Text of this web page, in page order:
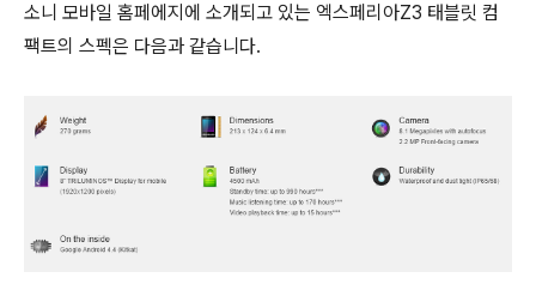
소니 모바일 홈페에지에 소개되고 있는 엑스페리아Z3 태블릿 컴
팩트의 스펙은 다음과 같습니다.